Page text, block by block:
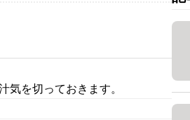
気を切っておきます。